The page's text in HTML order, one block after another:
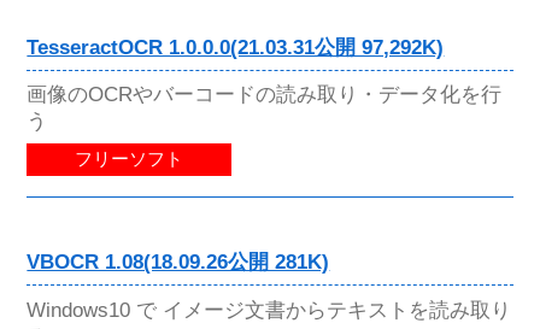
TesseractOCR 1.0.0.0(21.03.31公開 97,292K)
画像のOCRやバーコードの読み取り・データ化を行
う
フリーソフト
VBOCR 1.08(18.09.26公開 281K)
Windows10 で イメージ文書からテキストを読み取り